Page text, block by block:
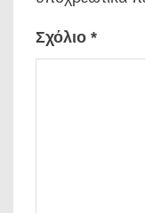
Σχόλιο *